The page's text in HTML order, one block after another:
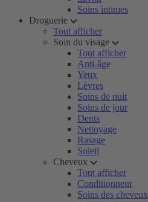
Soins intimes
Droguerie
Tout afficher
Soin du visage
Tout afficher
Anti-âge
Yeux
Lèvres
Soins de nuit
Soins de jour
Dents
Nettoyage
Rasage
Soleil
Cheveux
Tout afficher
Conditionneur
Soins des cheveux